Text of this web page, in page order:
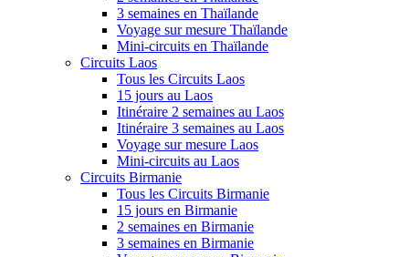
3 semaines en Thaïlande
Voyage sur mesure Thaïlande
Mini-circuits en Thaïlande
Circuits Laos
Tous les Circuits Laos
15 jours au Laos
Itinéraire 2 semaines au Laos
Itinéraire 3 semaines au Laos
Voyage sur mesure Laos
Mini-circuits au Laos
Circuits Birmanie
Tous les Circuits Birmanie
15 jours en Birmanie
2 semaines en Birmanie
3 semaines en Birmanie